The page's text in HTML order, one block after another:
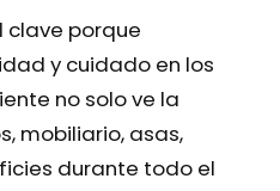
clave porque
y cuidado en los
no solo ve la
mobiliario, asas,
durante todo el